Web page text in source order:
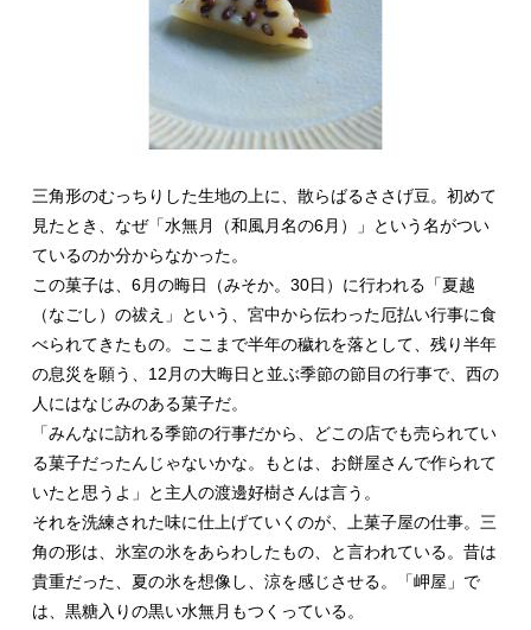
三角形のむっちりした生地の上に、散らばるささげ豆。初めて
見たとき、なぜ「水無月（和風月名の6月）」という名がつい
ているのか分からなかった。
この菓子は、6月の晦日（みそか。30日）に行われる「夏越
（なごし）の祓え」という、宮中から伝わった厄払い行事に食
べられてきたもの。ここまで半年の穢れを落として、残り半年
の息災を願う、12月の大晦日と並ぶ季節の節目の行事で、西の
人にはなじみのある菓子だ。
「みんなに訪れる季節の行事だから、どこの店でも売られてい
る菓子だったんじゃないかな。もとは、お餅屋さんで作られて
いたと思うよ」と主人の渡邊好樹さんは言う。
それを洗練された味に仕上げていくのが、上菓子屋の仕事。三
角の形は、氷室の氷をあらわしたもの、と言われている。昔は
貴重だった、夏の氷を想像し、涼を感じさせる。「岬屋」で
は、黒糖入りの黒い水無月もつくっている。